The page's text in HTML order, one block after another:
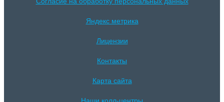
Яндекс метрика
Лицензии
Контакты
Карта сайта
Наши колл-центры